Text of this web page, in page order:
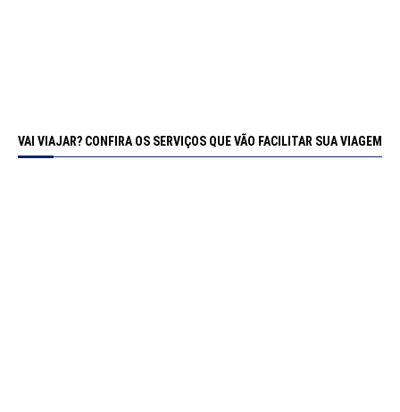
VAI VIAJAR? CONFIRA OS SERVIÇOS QUE VÃO FACILITAR SUA VIAGEM